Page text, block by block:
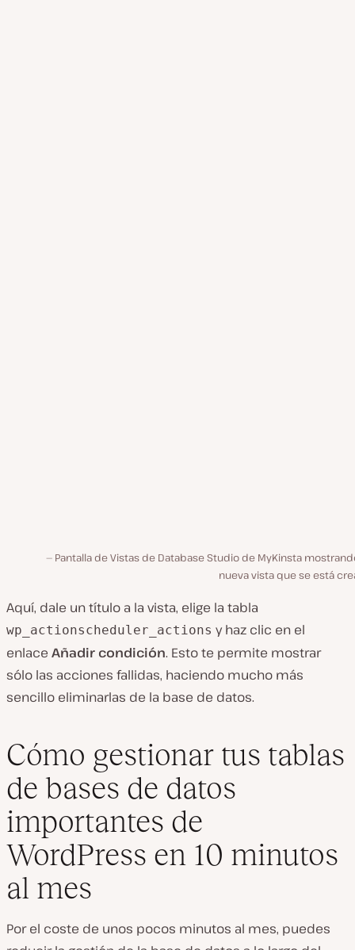
Pantalla de Vistas de Database Studio de MyKinsta
nueva vista que se está
Aquí, dale un título a la vista, elige la tabla
wp_actionscheduler_actions y haz clic en el
enlace Añadir condición. Esto te permite mostrar
sólo las acciones fallidas, haciendo mucho más
sencillo eliminarlas de la base de datos.
Cómo gestionar tus tablas
de bases de datos
importantes de
WordPress en 10 minutos
al mes
Por el coste de unos pocos minutos al mes, puedes